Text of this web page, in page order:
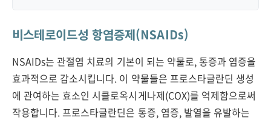
비스테로이드성 항염증제(NSAIDs)
NSAIDs는 관절염 치료의 기본이 되는 약물로, 통증과 염증을
효과적으로 감소시킵니다. 이 약물들은 프로스타글란딘 생성
에 관여하는 효소인 시클로옥시게나제(COX)를 억제함으로써
작용합니다. 프로스타글란딘은 통증, 염증, 발열을 유발하는